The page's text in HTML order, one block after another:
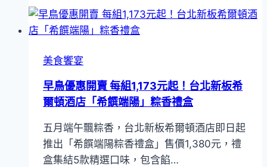
兩
款
2025
禮
盒
板
希
酒
店
手
ASPORT！
推
美食饗宴
早鳥優惠開賣 每組1,173元起！台北新板希
爾頓酒店「希饌端陽」粽香禮盒
五月端午飄粽香，台北新板希爾頓酒店即日起
推出「希饌端陽粽香禮盒」售價1,380元，禮
盒集結5款精選口味，包含餡…